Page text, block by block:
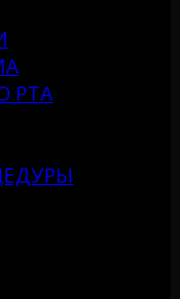
РТА